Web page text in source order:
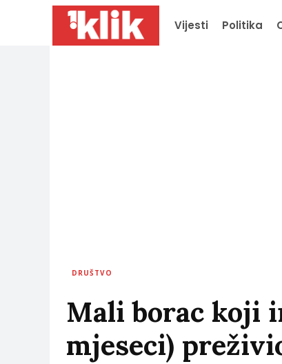
Vijesti Politika
DRUŠTVO
Mali borac koji
mjeseci)